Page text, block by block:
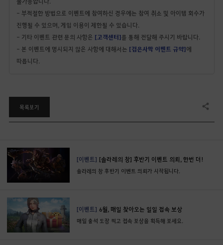
- 부적절한 방법으로 이벤트에 참여하신 경우에는 참여 취소 및 아이템 회수가
진행될 수 있으며, 게임 이용이 제한될 수 있습니다.
- 기타 이벤트 관련 문의 사항은 [고객센터]를 통해 전달해 주시기 바랍니다.
- 본 이벤트에 명시되지 않은 사항에 대해서는 [검은사막 이벤트 규약]에
따릅니다.
목록보기 공유하기
[이벤트] [솔라레의 창] 후반기 이벤트 의뢰, 한번 더!
솔라레의 창 후반기 이벤트 의뢰가 시작됩니다.
[이벤트] 6월, 매일 찾아오는 일일 접속 보상
매일 출석 도장 찍고 접속 보상을 획득해 보세요.